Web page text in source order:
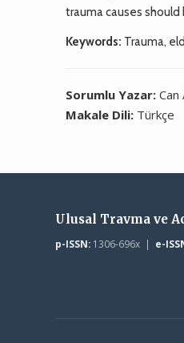
trauma causes
Keywords: Trauma,
Sorumlu Yazar:Can
Makale Dili: Türkçe
Ulusal Travma ve
p-ISSN:1306-696x | e-